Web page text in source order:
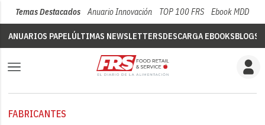
Temas Destacados Anuario Innovación TOP 100 FRS Ebook MDD
ANUARIOS PAPELÚLTIMAS NEWSLETTERSDESCARGA EBOOKSBLOGS
FABRICANTES